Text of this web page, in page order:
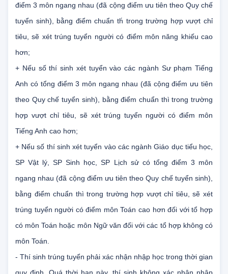
+ Nếu thí sinh xét tuyển vào các ngành năng khiếu có tổng
điểm 3 môn ngang nhau (đã cộng điểm ưu tiên theo Quy chế
tuyển sinh), bằng điểm chuẩn th́ trong trường hợp vượt chỉ
tiêu, sẽ xét trúng tuyển người có điểm môn năng khiếu cao
+ Nếu số thí sinh xét tuyển vào các ngành Sư phạm Tiếng
Anh có tổng điểm 3 môn ngang nhau (đã cộng điểm ưu tiên
theo Quy chế tuyển sinh), bằng điểm chuẩn thì trong trường
hợp vượt chỉ tiêu, sẽ xét trúng tuyển người có điểm môn
+ Nếu số thí sinh xét tuyển vào các ngành Giáo dục tiểu học,
SP Vật lý, SP Sinh học, SP Lịch sử có tổng điểm 3 môn
ngang nhau (đã cộng điểm ưu tiên theo Quy chế tuyển sinh),
bằng điểm chuẩn thì trong trường hợp vượt chỉ tiêu, sẽ xét
trúng tuyển người có điểm môn Toán cao hơn đối với tổ hợp